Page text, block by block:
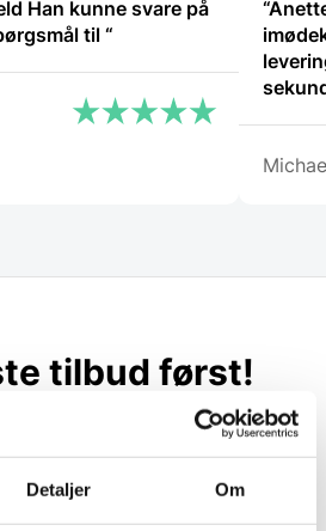
Detaljer Om
Han kunne svare på
hvad jeg havde spørgsmål til “
tilbud først!
nyhedsbrev og vær først
bare rolig, vi spammer dig
relevante tilbud og